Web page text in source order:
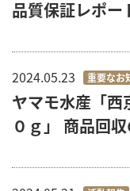
品質保証レポ
2024.05.23 重要なお
ヤマモ水産「
０ｇ」 商品回